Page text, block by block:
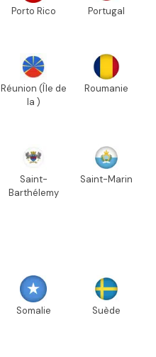
Porto Rico Portugal
Réunion (Île de
la )
Roumanie
Saint-
Barthélemy
Saint-Marin
Somalie Suède